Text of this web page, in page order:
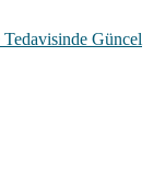
Güncel